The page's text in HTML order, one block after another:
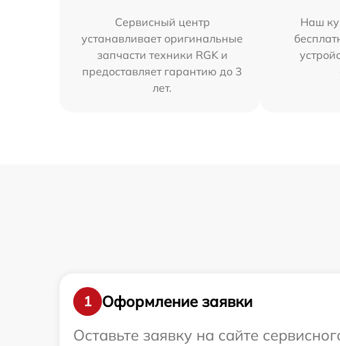
Сервисный центр
устанавливает оригинальные
запчасти техники RGK и
предоставляет гарантию до 3
лет.
Наш
1
Оформление заявки
Оставьте заявку на сайте